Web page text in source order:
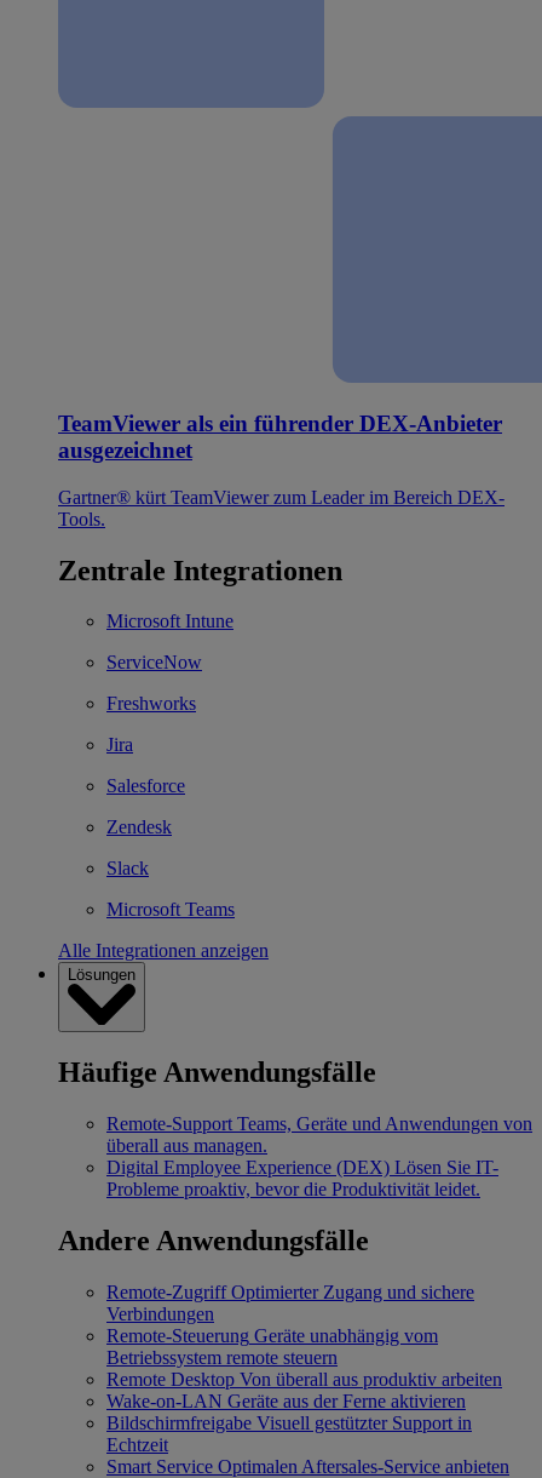
TeamViewer als ein führender DEX-Anbieter
ausgezeichnet
Gartner® kürt TeamViewer zum Leader im Bereich DEX-
Tools.
Zentrale Integrationen
Microsoft Intune
ServiceNow
Freshworks
Jira
Salesforce
Zendesk
Slack
Microsoft Teams
Alle Integrationen anzeigen
Lösungen
Häufige Anwendungsfälle
Remote-Support Teams, Geräte und Anwendungen von
überall aus managen.
Digital Employee Experience (DEX) Lösen Sie IT-
Probleme proaktiv, bevor die Produktivität leidet.
Andere Anwendungsfälle
Remote-Zugriff Optimierter Zugang und sichere
Verbindungen
Remote-Steuerung Geräte unabhängig vom
Betriebssystem remote steuern
Remote Desktop Von überall aus produktiv arbeiten
Wake-on-LAN Geräte aus der Ferne aktivieren
Bildschirmfreigabe Visuell gestützter Support in
Echtzeit
Smart Service Optimalen Aftersales-Service anbieten